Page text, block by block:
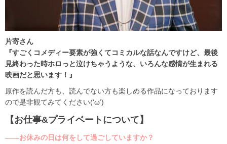
片寄さん
『すごくコメディー要素が強くてコミカルな話なんですけど、最後
見終わった時ホロっと泣けちゃうような、いろんな感情が生まれる
映画だと思います！』
原作を読んだ方も、読んでない方も楽しめる作品になっております
ので是非観てみてください(‘ω’)
【お仕事&プライベートについて】
――お休みの日は何をして過ごしていますか？